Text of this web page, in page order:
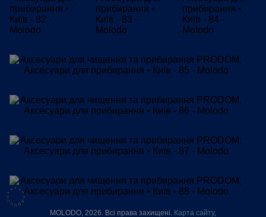
MOLODO, 2026. Всі права захищені. Карта сайту,